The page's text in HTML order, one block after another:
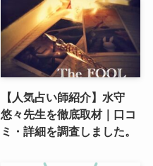
【人気占い師紹介】水守
悠々先生を徹底取材｜口コ
ミ・詳細を調査しました。